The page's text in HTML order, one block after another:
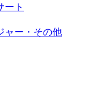
ート
ャー・その他